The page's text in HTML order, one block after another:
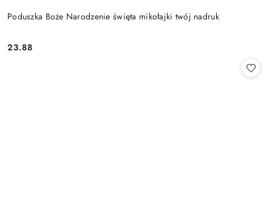
Poduszka Boże Narodzenie święta mikołajki twój nadruk
Cena:
23.88